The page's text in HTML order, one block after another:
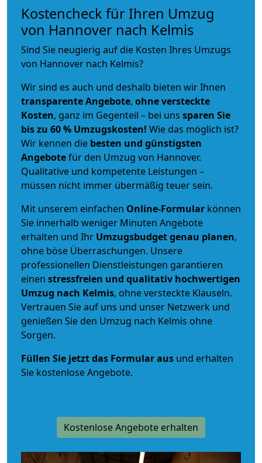
Kostencheck für Ihren Umzug
von Hannover nach Kelmis
Sind Sie neugierig auf die Kosten Ihres Umzugs
von Hannover nach Kelmis?
Wir sind es auch und deshalb bieten wir Ihnen
transparente Angebote, ohne versteckte
Kosten, ganz im Gegenteil – bei uns sparen Sie
bis zu 60 % Umzugskosten! Wie das möglich ist?
Wir kennen die besten und günstigsten
Angebotefür den Umzug von Hannover.
Qualitative und kompetente Leistungen –
müssen nicht immer übermäßig teuer sein.
Mit unserem einfachen Online-Formular können
Sie innerhalb weniger Minuten Angebote
erhalten und Ihr Umzugsbudgetgenau planen,
ohne böse Überraschungen. Unsere
professionellen Dienstleistungen garantieren
einen stressfreien und qualitativ hochwertigen
Umzug nach Kelmis, ohne versteckte Klauseln.
Vertrauen Sie auf uns und unser Netzwerk und
genießen Sie den Umzug nach Kelmis ohne
Sorgen.
Füllen Sie jetzt das Formular aus und erhalten
Sie kostenlose Angebote.
Kostenlose Angebote erhalten